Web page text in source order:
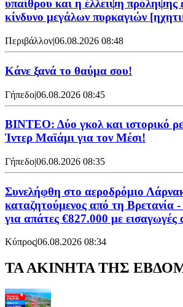
υπαίθρου και η έλλειψη πρόληψης
κίνδυνο μεγάλων πυρκαγιών
Περιβάλλον|06.08.2026 08:48
Κάνε ξανά το θαύμα σου!
Γήπεδο|06.08.2026 08:45
ΒΙΝΤΕΟ: Δύο γκολ και ιστορικό
Ίντερ Μαϊάμι για τον Μέσι!
Γήπεδο|06.08.2026 08:35
Συνελήφθη στο αεροδρόμιο
καταζητούμενος από τη Βρετανία
για απάτες €827.000 με εισαγωγές
Κύπρος|06.08.2026 08:34
ΤΑ ΑΚΙΝΗΤΑ ΤΗΣ